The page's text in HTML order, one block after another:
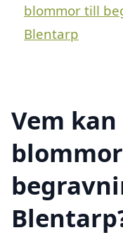
blommor till
Blentarp
Vem